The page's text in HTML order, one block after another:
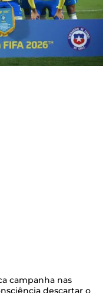
campanha nas
descartar o